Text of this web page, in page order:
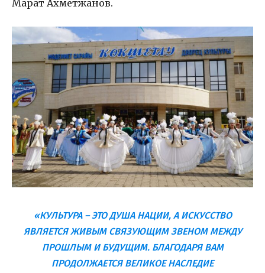
Марат Ахметжанов.
«КУЛЬТУРА – ЭТО ДУША НАЦИИ, А ИСКУССТВО
ЯВЛЯЕТСЯ ЖИВЫМ СВЯЗУЮЩИМ ЗВЕНОМ МЕЖДУ
ПРОШЛЫМ И БУДУЩИМ. БЛАГОДАРЯ ВАМ
ПРОДОЛЖАЕТСЯ ВЕЛИКОЕ НАСЛЕДИЕ